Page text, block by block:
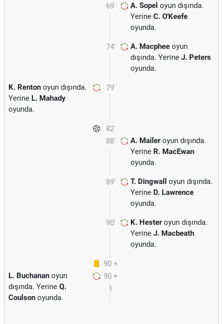
69'
A. Sopel oyun dışında.
Yerine C. O'Keefe
oyunda.
74' A. Macphee oyun
dışında. Yerine J. Peters
oyunda.
79'
K. Renton oyun dışında.
Yerine L. Mahady
oyunda.
82'
88'
A. Maileroyun dışında.
Yerine R. MacEwan
oyunda.
89' T. Dingwall
oyun dışında.
Yerine D. Lawrence
oyunda.
90' K. Hesteroyun dışında.
Yerine J. Macbeath
oyunda.
90 +
1
90 +
1
L. Buchanan oyun
dışında. Yerine Q.
Coulson oyunda.